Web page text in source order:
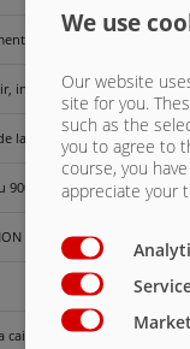
intérieur de la benne avec
la benne avec apprêt
9007, intérieur de la benne
disponibles
jusqu’à env. 20 000 kg
We use
Our website
site for you.
such as the
you to agree to
course, you
appreciate your